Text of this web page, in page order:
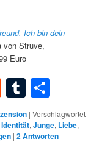
Ich bin dein
von Struve,
Euro
RedditTumblr
|Verschlagwortet
Identität,Junge, Liebe,
|2Antworten